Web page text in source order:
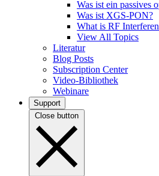
Was ist ein passives
Was ist XGS-PON?
What is RF
View All Topics
Literatur
Blog Posts
Subscription Center
Video-Bibliothek
Webinare
Support
Close button